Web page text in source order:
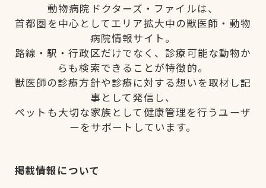
動物病院ドクターズ・ファイルは、
首都圏を中心としてエリア拡大中の獣医師・動物
病院情報サイト。
路線・駅・行政区だけでなく、診療可能な動物か
らも検索できることが特徴的。
獣医師の診療方針や診療に対する想いを取材し記
事として発信し、
ペットも大切な家族として健康管理を行うユーザ
ーをサポートしています。
掲載情報について